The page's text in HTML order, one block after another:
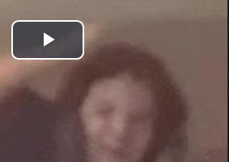
Play
Video